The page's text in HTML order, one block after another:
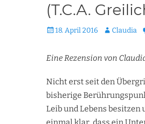
(T.C.A.
Veröffentlicht
18. April 2016 Autor
Claudia
Eine Rezension von
Nicht erst seit den
bisherige
Leib und Lebens